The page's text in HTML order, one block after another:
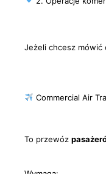
Jeżeli chcesz mówić
Commercial Air
To przewóz